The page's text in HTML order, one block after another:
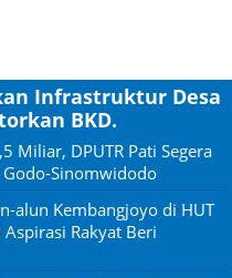
Infrastruktur Desa
BKD.
Miliar, DPUTR Pati Segera
Godo-Sinomwidodo
alun Kembangjoyo di HUT
Rakyat Beri